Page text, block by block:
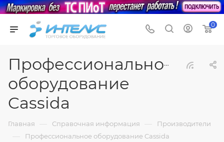
0
Профессиональное
оборудование
Cassida
Главная — Справочная информация — Производители
— Профессиональное оборудование Cassida